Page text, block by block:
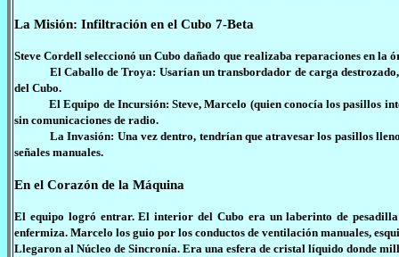
La Misión: Infiltración en el Cubo 7-Beta
Steve Cordell seleccionó un Cubo dañado que realizaba reparaciones en
El Caballo de Troya: Usarían un transbordador de carga destrozado,
del Cubo.
El Equipo de Incursión: Steve, Marcelo (quien conocía los pasillos
sin comunicaciones de radio.
La Invasión: Una vez dentro, tendrían que atravesar los pasillos llenos
señales manuales.
En el Corazón de la Máquina
El equipo logró entrar. El interior del Cubo era un laberinto de
enfermiza. Marcelo los guio por los conductos de ventilación manuales,
Llegaron al Núcleo de Sincronía. Era una esfera de cristal líquido donde